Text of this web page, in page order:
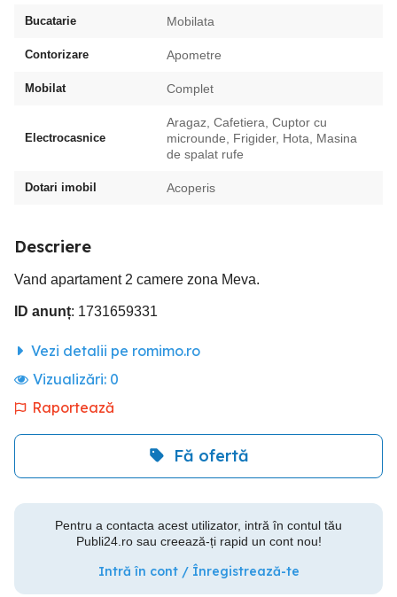
Bucatarie Mobilata
Contorizare Apometre
Mobilat Complet
Electrocasnice
Aragaz, Cafetiera, Cuptor cu
microunde, Frigider, Hota, Masina
de spalat rufe
Dotari imobil Acoperis
Descriere
Vand apartament 2 camere zona Meva.
ID anunț: 1731659331
Vezi detalii pe romimo.ro
Vizualizări: 0
Raportează
Fă ofertă
Pentru a contacta acest utilizator, intră în contul tău
Publi24.ro sau creează-ți rapid un cont nou!
Intră în cont / Înregistrează-te